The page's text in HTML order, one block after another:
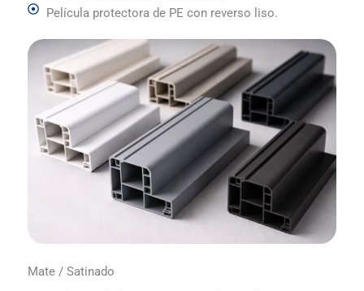
Película protectora de PE con reverso liso.
Mate / Satinado